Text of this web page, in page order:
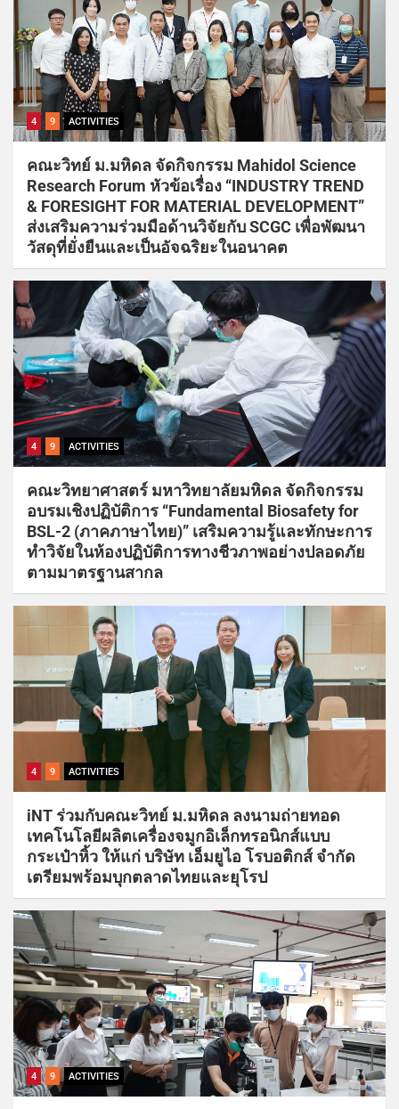
4 9 ACTIVITIES
คณะวิทย์ ม.มหิดล จัดกิจกรรม Mahidol Science
Research Forum หัวข้อเรื่อง “INDUSTRY TREND
& FORESIGHT FOR MATERIAL DEVELOPMENT”
ส่งเสริมความร่วมมือด้านวิจัยกับ SCGC เพื่อพัฒนา
วัสดุที่ยั่งยืนและเป็นอัจฉริยะในอนาคต
4 9 ACTIVITIES
คณะวิทยาศาสตร์ มหาวิทยาลัยมหิดล จัดกิจกรรม
อบรมเชิงปฏิบัติการ “Fundamental Biosafety for
BSL-2 (ภาคภาษาไทย)” เสริมความรู้และทักษะการ
ทำวิจัยในห้องปฏิบัติการทางชีวภาพอย่างปลอดภัย
ตามมาตรฐานสากล
4 9 ACTIVITIES
iNT ร่วมกับคณะวิทย์ ม.มหิดล ลงนามถ่ายทอด
เทคโนโลยีผลิตเครื่องจมูกอิเล็กทรอนิกส์แบบ
กระเป๋าหิ้ว ให้แก่ บริษัท เอ็มยูไอ โรบอติกส์ จํากัด
เตรียมพร้อมบุกตลาดไทยและยุโรป
4 9 ACTIVITIES